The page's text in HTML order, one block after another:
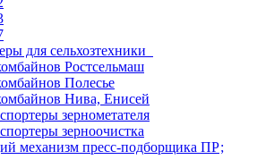
для сельхозтехники
Ростсельмаш
Полесье
Нива, Енисей
зернометателя
зерноочистка
механизм пресс-подборщика ПР;